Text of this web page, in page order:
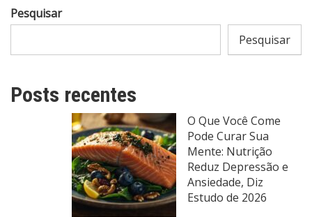
Pesquisar
Pesquisar
Posts recentes
O Que Você Come
Pode Curar Sua
Mente: Nutrição
Reduz Depressão e
Ansiedade, Diz
Estudo de 2026